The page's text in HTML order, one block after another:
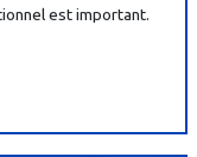
est important.